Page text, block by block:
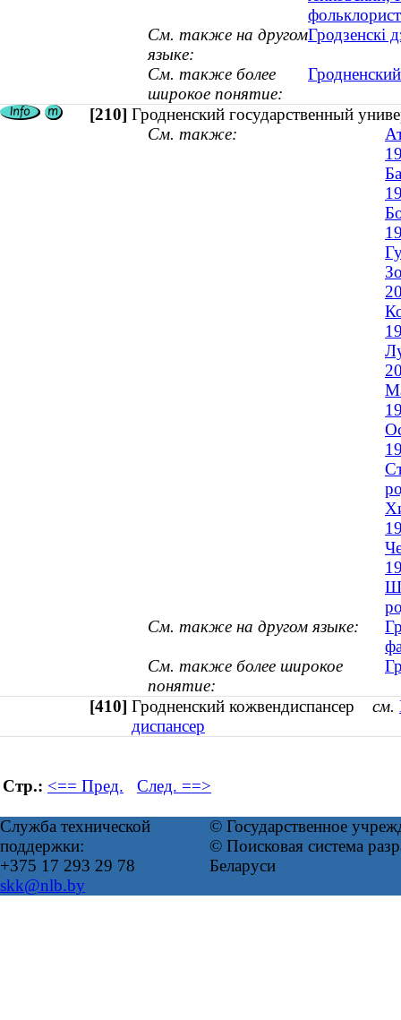
См. также на другом
языке:
Гродзенскі
См. также более
широкое понятие:
[210] Гродненский государственный
См. также:
См. также на другом языке:
См. также более широкое
понятие:
[410] Гродненский кожвендиспансер см.
диспансер
Стр.: <== Пред. След. ==>
Служба технической
поддержки:
+375 17 293 29 78
skk@nlb.by
© Государственное
© Поисковая система
Беларуси